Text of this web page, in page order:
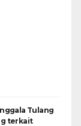
Tulang
terkait